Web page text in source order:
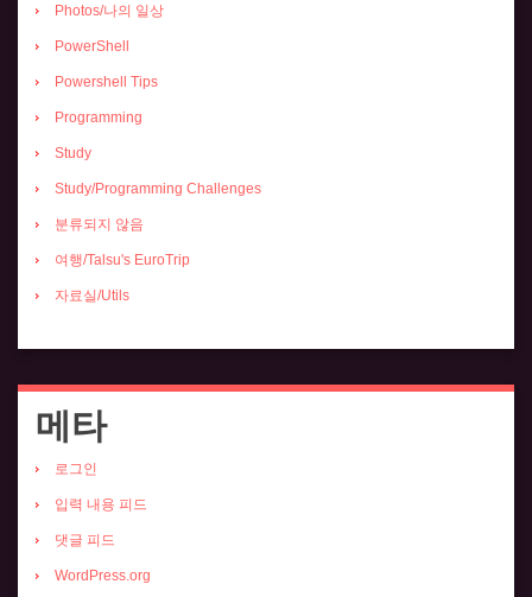
Photos/나의 일상
PowerShell
Powershell Tips
Programming
Study
Study/Programming Challenges
분류되지 않음
여행/Talsu's EuroTrip
자료실/Utils
메타
로그인
입력 내용 피드
댓글 피드
WordPress.org